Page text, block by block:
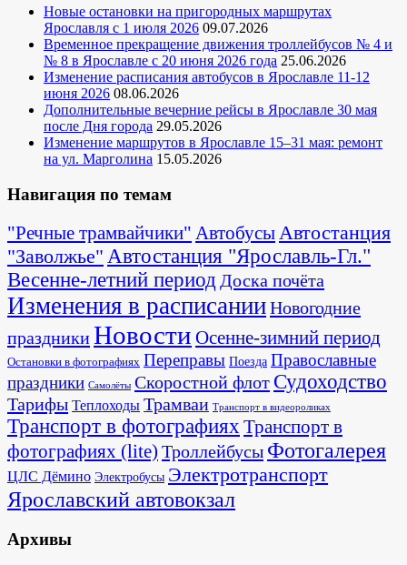
Новые остановки на пригородных маршрутах
Ярославля с 1 июля 2026 09.07.2026
Временное прекращение движения троллейбусов № 4 и
№ 8 в Ярославле с 20 июня 2026 года 25.06.2026
Изменение расписания автобусов в Ярославле 11-12
июня 2026 08.06.2026
Дополнительные вечерние рейсы в Ярославле 30 мая
после Дня города 29.05.2026
Изменение маршрутов в Ярославле 15–31 мая: ремонт
на ул. Марголина 15.05.2026
Навигация по темам
"Речные трамвайчики" АвтобусыАвтостанция
"Заволжье" Автостанция "Ярославль-Гл."
Весенне-летний период Доска почёта
Изменения в расписанииНовогодние
праздникиНовости Осенне-зимний период
Остановки в фотографиях Переправы Поезда Православные
праздники Самолёты Скоростной флот Судоходство
Тарифы Теплоходы Трамваи Транспорт в видеороликах
Транспорт в фотографияхТранспорт в
фотографиях (lite) Троллейбусы Фотогалерея
ЦЛС Дёмино Электробусы Электротранспорт
Ярославский автовокзал
Архивы